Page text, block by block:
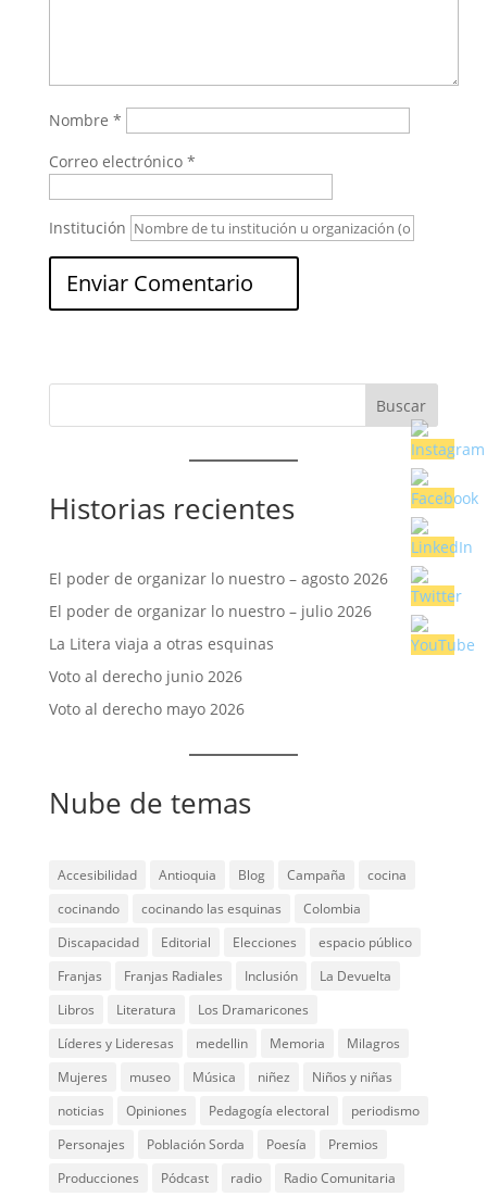
Nombre *
Correo electrónico *
Institución
Historias recientes
El poder de organizar lo nuestro – agosto 2026
El poder de organizar lo nuestro – julio 2026
La Litera viaja a otras esquinas
Voto al derecho junio 2026
Voto al derecho mayo 2026
Nube de temas
Accesibilidad Antioquia Blog Campaña
cocina
cocinando
cocinando las esquinas
Colombia
Discapacidad
Editorial Elecciones
espacio público
Franjas
Franjas Radiales Inclusión
La Devuelta
Libros
Literatura
Los Dramaricones
Líderes y Lideresas
medellin Memoria
Milagros
Mujeres
museo Música niñez
Niños y niñas
noticias
Opiniones Pedagogía electoral
periodismo
Personajes
Población Sorda Poesía
Premios
Producciones
Pódcast radio
Radio Comunitaria